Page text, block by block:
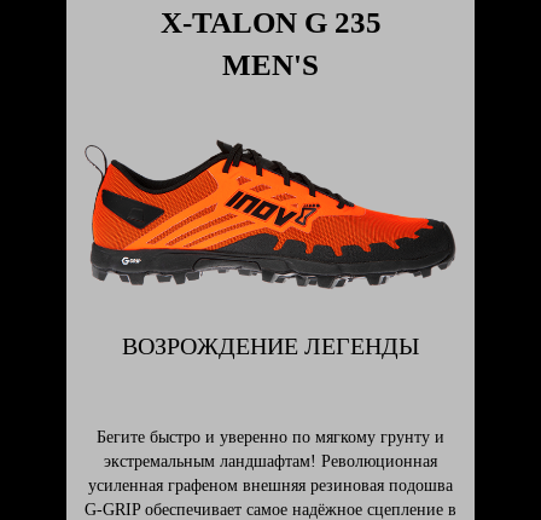
X-TALON G 235
MEN'S
ВОЗРОЖДЕНИЕ ЛЕГЕНДЫ
Бегите быстро и уверенно по мягкому грунту и
экстремальным ландшафтам! Революционная
усиленная графеном внешняя резиновая подошва
G-GRIP обеспечивает самое надёжное сцепление в